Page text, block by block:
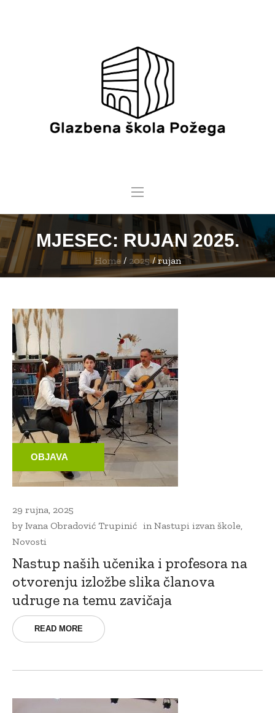
MJESEC: RUJAN 2025.
Home / 2025 /rujan
OBJAVA
29 rujna, 2025
by Ivana Obradović Trupinić in Nastupi izvan škole
Novosti
Nastup naših učenika i profesora na
otvorenju izložbe slika članova
udruge na temu zavičaja
READ MORE